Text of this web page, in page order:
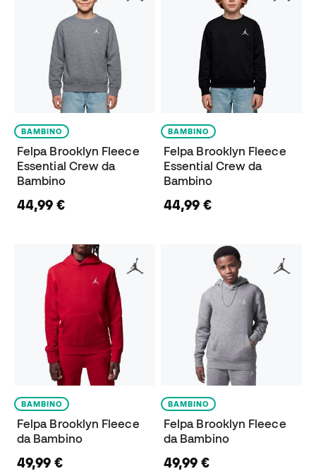
BAMBINO
Felpa Brooklyn Fleece
Essential Crew da
Bambino
44,99 €
BAMBINO
Felpa Brooklyn Fleece
Essential Crew da
Bambino
44,99 €
BAMBINO
Felpa Brooklyn Fleece
da Bambino
49,99 €
BAMBINO
Felpa Brooklyn Fleece
da Bambino
49,99 €